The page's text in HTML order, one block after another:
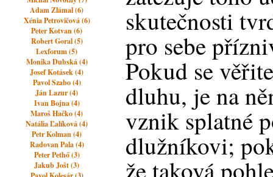
Adam Zlámal (6)
Xénia Petrovičová (6)
Peter Kotvan (6)
Robert Goral (5)
Lexforum (5)
Monika Dubská (4)
Josef Kotásek (4)
Pavol Szabo (4)
Ján Lazur (4)
Ivan Bojna (4)
Maroš Hačko (4)
Natália Ľalíková (4)
Petr Kolman (4)
Radovan Pala (4)
Peter Pethő (3)
Jakub Jošt (3)
skutečnosti
pro sebe
Pokud se
dluhu, je na
vznik splatné
dlužníkovi;
že taková